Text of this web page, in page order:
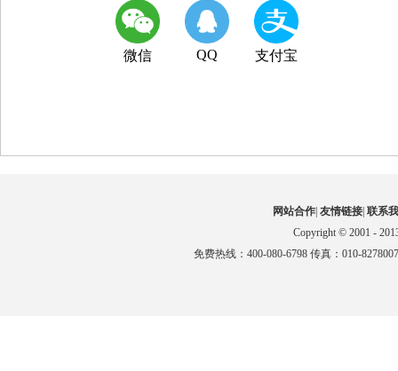
微信 QQ 支付宝
网站合作 友情链接 联系
Copyright © 2001 -
免费热线：400-080-6798 传真：010-